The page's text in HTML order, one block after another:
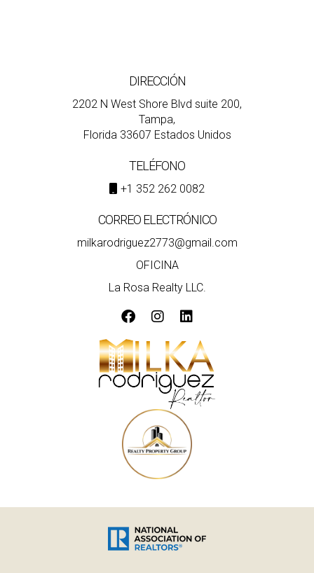
DIRECCIÓN
2202 N West Shore Blvd suite 200,
Tampa,
Florida 33607 Estados Unidos
TELÉFONO
+1 352 262 0082
CORREO ELECTRÓNICO
milkarodriguez2773@gmail.com
OFICINA
La Rosa Realty LLC.